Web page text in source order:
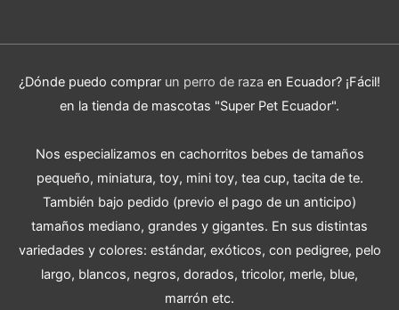
¿Dónde puedo comprar un perro de raza en Ecuador? ¡Fácil!
en la tienda de mascotas "Super Pet Ecuador".
Nos especializamos en cachorritos bebes de tamaños
pequeño, miniatura, toy, mini toy, tea cup, tacita de te.
También bajo pedido (previo el pago de un anticipo)
tamaños mediano, grandes y gigantes. En sus distintas
variedades y colores: estándar, exóticos, con pedigree, pelo
largo, blancos, negros, dorados, tricolor, merle, blue,
marrón etc.